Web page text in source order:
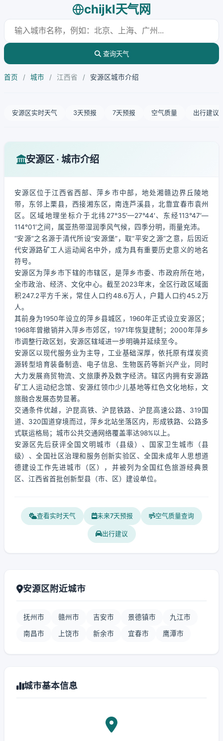
chijkl天气网
查询天气
首页 / 城市 / 江西省 / 安源区城市介绍
安源区实时天气 3天预报 7天预报 空气质量 出行建议
安源区 · 城市介绍
安源区位于江西省西部、萍乡市中部，地处湘赣边界丘陵地
带，东邻上栗县，西接湘东区，南连芦溪县，北靠宜春市袁州
区。区域地理坐标介于北纬27°35′—27°44′、东经113°47′—
114°01′之间，属亚热带湿润季风气候，四季分明，雨量充沛。
“安源”之名源于清代所设“安源堡”，取“平安之源”之意，后因近
代安源路矿工人运动闻名中外，成为具有重要历史意义的地名
符号。
安源区为萍乡市下辖的市辖区，是萍乡市委、市政府所在地，
全市政治、经济、文化中心。截至2023年末，全区行政区域面
积247.2平方千米，常住人口约48.6万人，户籍人口约45.2万
人。
其前身为1950年设立的萍乡县城区，1960年正式设立安源区；
1968年曾撤销并入萍乡市郊区，1971年恢复建制；2000年萍乡
市调整行政区划，安源区辖域进一步明确并延续至今。
安源区以现代服务业为主导，工业基础深厚，依托原有煤炭资
源转型培育装备制造、电子信息、生物医药等新兴产业，同时
大力发展商贸物流、文旅康养及数字经济。辖区内拥有安源路
矿工人运动纪念馆、安源红领巾少儿基地等红色文化地标，文
旅融合发展态势显著。
交通条件优越，沪昆高铁、沪昆铁路、沪昆高速公路、319国
道、320国道穿境而过，萍乡北站坐落区内，形成铁路、公路多
式联运格局；城市公共交通网络覆盖率达98%以上。
安源区先后获评全国文明城市（县级）、国家卫生城市（县
级）、全国社区治理和服务创新实验区、全国未成年人思想道
德建设工作先进城市（区），并被列为全国红色旅游经典景
区、江西省首批创新型县（市、区）建设单位。
查看实时天气 未来7天预报 空气质量查询
出行建议
安源区附近城市
抚州市 赣州市 吉安市 景德镇市 九江市
南昌市 上饶市 新余市 宜春市 鹰潭市
城市基本信息